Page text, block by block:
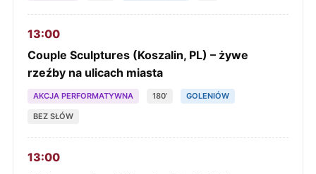
13:00
Couple Sculptures (Koszalin, PL) – żywe
rzeźby na ulicach miasta
AKCJA PERFORMATYWNA 180’ GOLENIÓW
BEZ SŁÓW
13:00